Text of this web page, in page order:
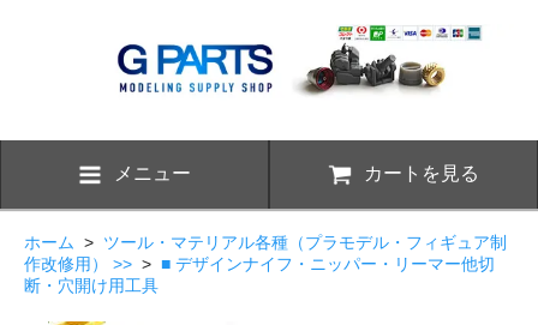
メニュー カートを見る
ホーム > ツール・マテリアル各種（プラモデル・フィギュア制
作改修用） >> > ■ デザインナイフ・ニッパー・リーマー他切
断・穴開け用工具